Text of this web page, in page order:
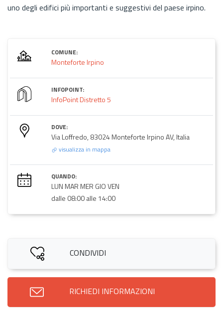
uno degli edifici più importanti e suggestivi del paese irpino.
COMUNE:
Monteforte Irpino
INFOPOINT:
InfoPoint Distretto 5
DOVE:
Via Loffredo, 83024 Monteforte Irpino AV, Italia
visualizza in mappa
QUANDO:
LUN MAR MER GIO VEN
dalle 08:00 alle 14:00
CONDIVIDI
RICHIEDI INFORMAZIONI